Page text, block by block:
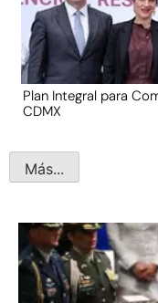
Plan Integral para
CDMX
Más...